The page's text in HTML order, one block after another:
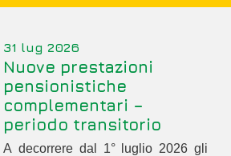
31 lug 2026
Nuove prestazioni
pensionistiche
complementari –
periodo transitorio
A decorrere dal 1° luglio 2026 gli